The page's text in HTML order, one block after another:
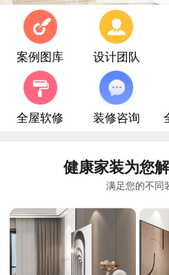
案例图库 设计团队
全屋软修 装修咨询
健康家装为您
满足您的不同